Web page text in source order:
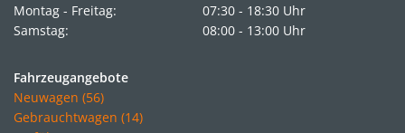
Montag - Freitag:
07:30 - 18:30 Uhr
Samstag:
08:00 - 13:00 Uhr
Fahrzeugangebote
Neuwagen (56)
Gebrauchtwagen (14)